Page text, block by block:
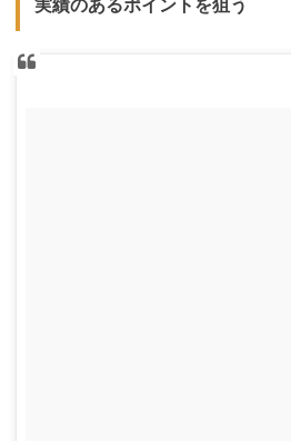
実績のあるポイントを狙う